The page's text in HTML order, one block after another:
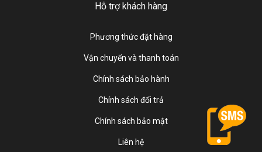
Hỗ trợ khách hàng
Phương thức đặt hàng
Vận chuyển và thanh toán
Chính sách bảo hành
Chính sách đổi trả
Chính sách bảo mật
Liên hệ